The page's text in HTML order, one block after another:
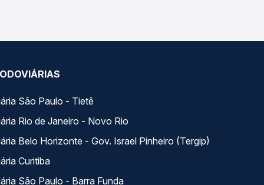
São Paulo - Tietê
Rio de Janeiro - Novo Rio
Belo Horizonte - Gov. Israel Pinheiro (Tergip)
Curitiba
São Paulo - Barra Funda